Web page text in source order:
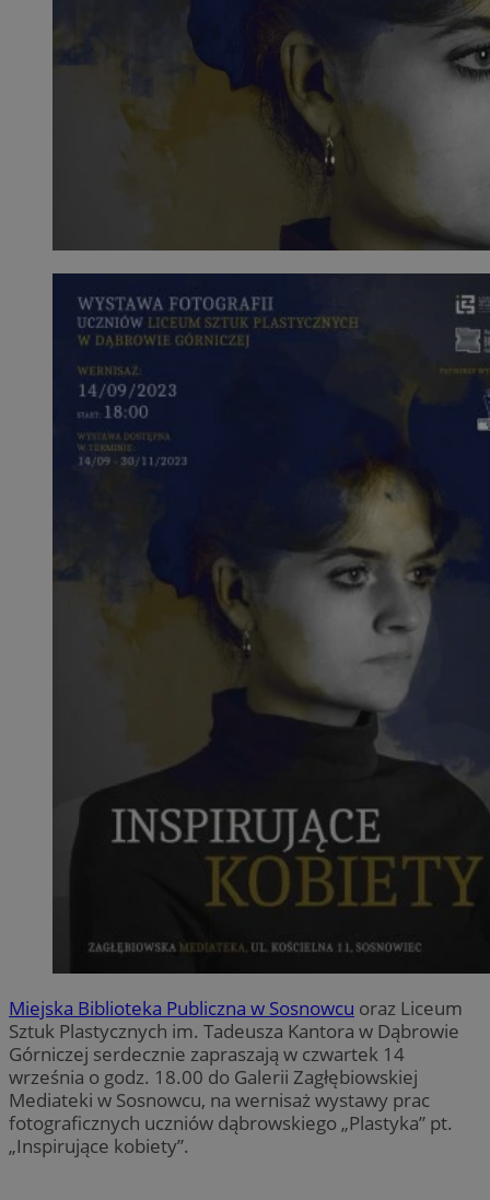
Miejska Biblioteka Publiczna w Sosnowcu oraz Liceum
Sztuk Plastycznych im. Tadeusza Kantora w Dąbrowie
Górniczej serdecznie zapraszają w czwartek 14
września o godz. 18.00 do Galerii Zagłębiowskiej
Mediateki w Sosnowcu, na wernisaż wystawy prac
fotograficznych uczniów dąbrowskiego „Plastyka” pt.
„Inspirujące kobiety”.